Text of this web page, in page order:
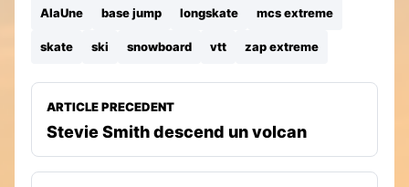
AlaUne base jump longskate mcs extreme
skate ski snowboard vtt zap extreme
ARTICLE PRECEDENT
Stevie Smith descend un volcan